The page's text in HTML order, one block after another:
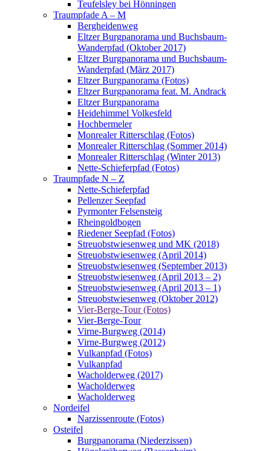
Teufelsley bei Hönningen
Traumpfade A – M
Bergheidenweg
Eltzer Burgpanorama und Buchsbaum-
Wanderpfad (Oktober 2017)
Eltzer Burgpanorama und Buchsbaum-
Wanderpfad (März 2017)
Eltzer Burgpanorama (Fotos)
Eltzer Burgpanorama feat. M. Andrack
Eltzer Burgpanorama
Heidehimmel Volkesfeld
Hochbermeler
Monrealer Ritterschlag (Fotos)
Monrealer Ritterschlag (Sommer 2014)
Monrealer Ritterschlag (Winter 2013)
Nette-Schieferpfad (Fotos)
Traumpfade N – Z
Nette-Schieferpfad
Pellenzer Seepfad
Pyrmonter Felsensteig
Rheingoldbogen
Riedener Seepfad (Fotos)
Streuobstwiesenweg und MK (2018)
Streuobstwiesenweg (April 2014)
Streuobstwiesenweg (September 2013)
Streuobstwiesenweg (April 2013 – 2)
Streuobstwiesenweg (April 2013 – 1)
Streuobstwiesenweg (Oktober 2012)
Vier-Berge-Tour (Fotos)
Vier-Berge-Tour
Virne-Burgweg (2014)
Virne-Burgweg (2012)
Vulkanpfad (Fotos)
Vulkanpfad
Wacholderweg (2017)
Wacholderweg
Wacholderweg
Nordeifel
Narzissenroute (Fotos)
Osteifel
Burgpanorama (Niederzissen)